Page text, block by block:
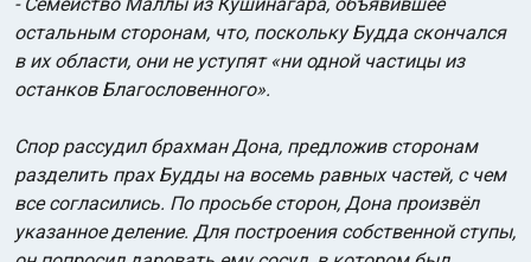
остальным сторонам, что, поскольку Будда скончался
в их области, они не уступят «ни одной частицы из
останков Благословенного».
Спор рассудил брахман Дона, предложив сторонам
разделить прах Будды на восемь равных частей, с чем
все согласились. По просьбе сторон, Дона произвёл
указанное деление. Для построения собственной ступы,